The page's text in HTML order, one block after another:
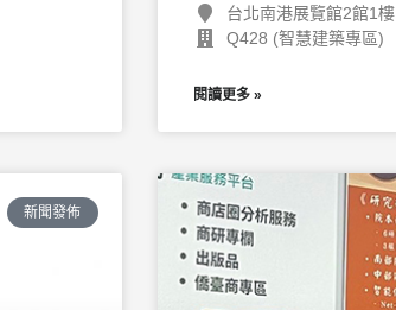
台北南港展覽館2館1樓
Q428 (智慧建築專區)
閱讀更多 »
新聞發佈